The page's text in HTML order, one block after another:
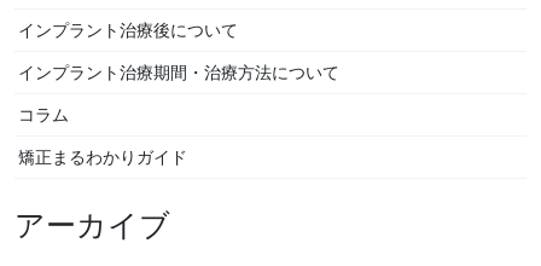
インプラント治療後について
インプラント治療期間・治療方法について
コラム
矯正まるわかりガイド
アーカイブ